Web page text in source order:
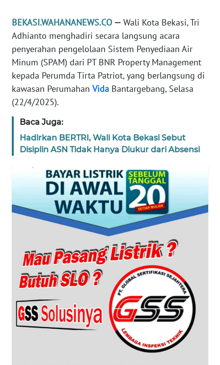
BEKASI.WAHANANEWS.CO — Wali Kota Bekasi, Tri
Adhianto menghadiri secara langsung acara
penyerahan pengelolaan Sistem Penyediaan Air
Minum (SPAM) dari PT BNR Property Management
kepada Perumda Tirta Patriot, yang berlangsung di
kawasan Perumahan Vida Bantargebang, Selasa
(22/4/2025).
Baca Juga:
Hadirkan BERTRI, Wali Kota Bekasi Sebut
Disiplin ASN Tidak Hanya Diukur dari Absensi
KARIR
DISCLAIMER
Wahana
News
Regional
SUMUT
WN
JABAR
BANTEN
WN
NTT
WN
KEPRI